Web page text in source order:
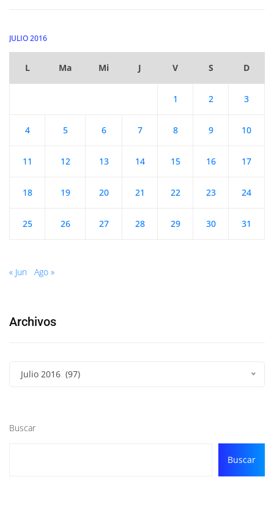
JULIO 2016
L Ma Mi J V S D
1 2 3
4 5 6 7 8 9 10
11 12 13 14 15 16 17
18 19 20 21 22 23 24
25 26 27 28 29 30 31
« Jun Ago »
Archivos
Julio 2016 (97)
Buscar
Buscar